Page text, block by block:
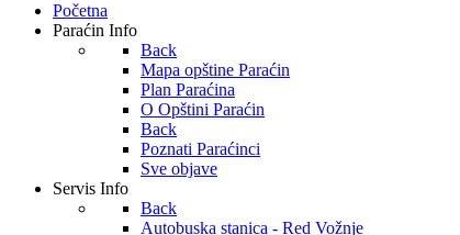
Početna
Paraćin Info
Back
Mapa opštine Paraćin
Plan Paraćina
O Opštini Paraćin
Back
Poznati Paraćinci
Sve objave
Servis Info
Back
Autobuska stanica - Red Vožnje